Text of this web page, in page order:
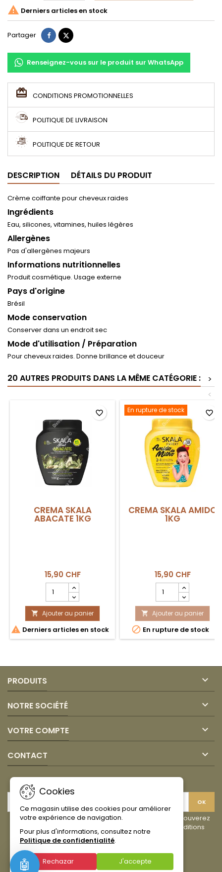
 Derniers articles en stock
Partager PartagerTweet
Renseignez-vous sur le produit sur WhatsApp
CONDITIONS PROMOTIONNELLES
POLITIQUE DE LIVRAISON
POLITIQUE DE RETOUR
DESCRIPTION DÉTAILS DU PRODUIT
Crème coiffante pour cheveux raides
Ingrédients
Eau, silicones, vitamines, huiles légères
Allergènes
Pas d'allergènes majeurs
Informations nutritionnelles
Produit cosmétique. Usage externe
Pays d'origine
Brésil
Mode conservation
Conserver dans un endroit sec
Mode d'utilisation / Préparation
Pour cheveux raides. Donne brillance et douceur
20 AUTRES PRODUITS DANS LA MÊME CATÉGORIE :
>
<
CREMA SKALA
ABACATE 1KG
15,90 CHF
quantité
du
produit
CREMA
SKALA
ABACATE
 Ajouter au panier
 Derniers articles en stock
favorite_border En rupture de stock
CREMA SKALA AMIDO
1KG
15,90 CHF
quantité
du
produit
CREMA
SKALA
AMIDO
 Ajouter au panier
 En rupture de stock
favorite_border
PRODUITS 
NOTRE SOCIÉTÉ 
VOTRE COMPTE 
CONTACT 
Cookies
Ce magasin utilise des cookies pour améliorer
votre expérience de navigation.
Pour plus d'informations, consultez notre
Politique de confidentialité.
Rechazar J'accepte
🤖
Vous pouvez vous désinscrire à tout moment. Vous trouverez
pour cela nos informations de contact dans les conditions
d'utilisation du site.
FacebookInstagram
TikTok